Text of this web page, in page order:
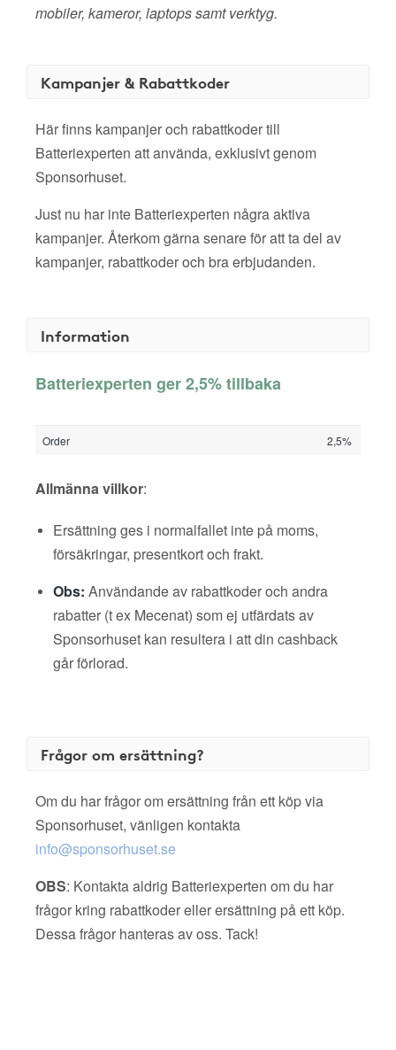
mobiler, kameror, laptops samt verktyg.
Kampanjer & Rabattkoder
Här finns kampanjer och rabattkoder till
Batteriexperten att använda, exklusivt genom
Sponsorhuset.
Just nu har inte Batteriexperten några aktiva
kampanjer. Återkom gärna senare för att ta del av
kampanjer, rabattkoder och bra erbjudanden.
Information
Batteriexperten ger 2,5% tillbaka
Order 2,5%
Allmänna villkor:
Ersättning ges i normalfallet inte på moms,
försäkringar, presentkort och frakt.
Obs: Användande av rabattkoder och andra
rabatter (t ex Mecenat) som ej utfärdats av
Sponsorhuset kan resultera i att din cashback
går förlorad.
Frågor om ersättning?
Om du har frågor om ersättning från ett köp via
Sponsorhuset, vänligen kontakta
info@sponsorhuset.se
OBS: Kontakta aldrig Batteriexperten om du har
frågor kring rabattkoder eller ersättning på ett köp.
Dessa frågor hanteras av oss. Tack!